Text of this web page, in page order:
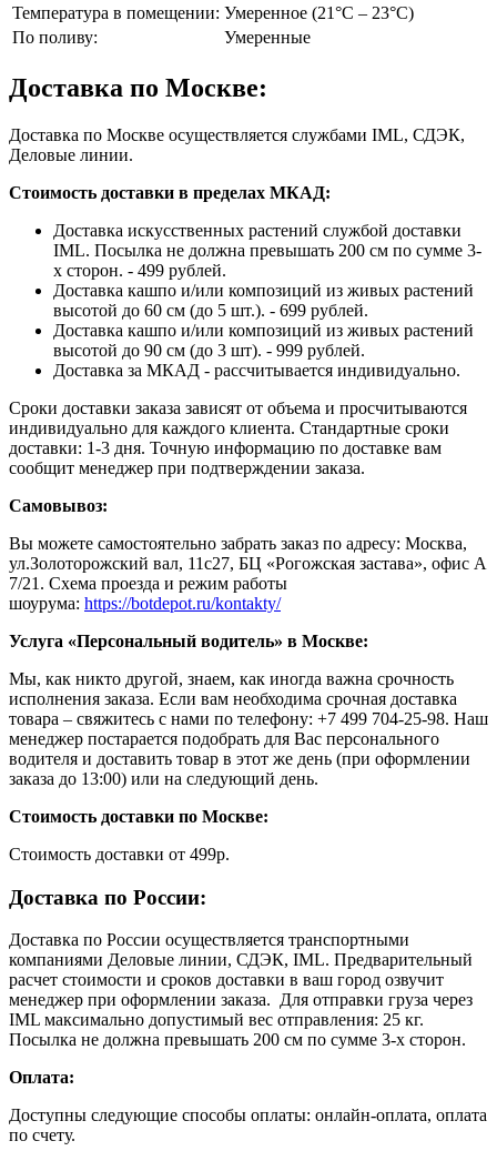
Температура в помещении: Умеренное (21°C – 23°C)
По поливу:
Умеренные
Доставка по Москве:
Доставка по Москве осуществляется службами IML, СДЭК,
Деловые линии.
Стоимость доставки в пределах МКАД:
Доставка искусственных растений службой доставки
IML. Посылка не должна превышать 200 см по сумме 3-
х сторон. - 499 рублей.
Доставка кашпо и/или композиций из живых растений
высотой до 60 см (до 5 шт.). - 699 рублей.
Доставка кашпо и/или композиций из живых растений
высотой до 90 см (до 3 шт). - 999 рублей.
Доставка за МКАД - рассчитывается индивидуально.
Сроки доставки заказа зависят от объема и просчитываются
индивидуально для каждого клиента. Стандартные сроки
доставки: 1-3 дня. Точную информацию по доставке вам
сообщит менеджер при подтверждении заказа.
Самовывоз:
Вы можете самостоятельно забрать заказ по адресу: Москва,
ул.Золоторожский вал, 11с27, БЦ «Рогожская застава», офис А
7/21. Схема проезда и режим работы
шоурума: https://botdepot.ru/kontakty/
Услуга «Персональный водитель» в Москве:
Мы, как никто другой, знаем, как иногда важна срочность
исполнения заказа. Если вам необходима срочная доставка
товара – свяжитесь с нами по телефону: +7 499 704-25-98. Наш
менеджер постарается подобрать для Вас персонального
водителя и доставить товар в этот же день (при оформлении
заказа до 13:00) или на следующий день.
Стоимость доставки по Москве:
Cтоимость доставки от 499р.
Доставка по России:
Доставка по России осуществляется транспортными
компаниями Деловые линии, СДЭК, IML. Предварительный
расчет стоимости и сроков доставки в ваш город озвучит
менеджер при оформлении заказа. Для отправки груза через
IML максимально допустимый вес отправления: 25 кг.
Посылка не должна превышать 200 см по сумме 3-х сторон.
Оплата:
Доступны следующие способы оплаты: онлайн-оплата, оплата
по счету.